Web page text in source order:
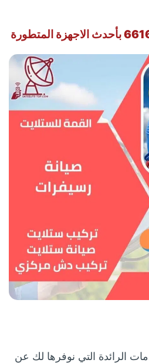
الرائدة التي نوفرها لك عن